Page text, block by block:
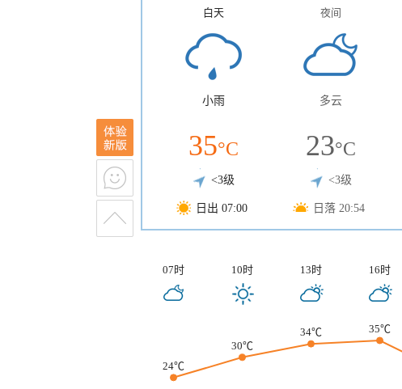
白天
小雨
35°C
<3级
日出 07:00
夜间
多云
23°C
<3级
日落 20:54
07时 10时 13时 16时
24℃
30℃
34℃ 35℃